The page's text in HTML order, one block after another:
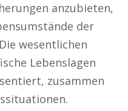
anzubieten,
der
wesentlichen
Lebenslagen
zusammen